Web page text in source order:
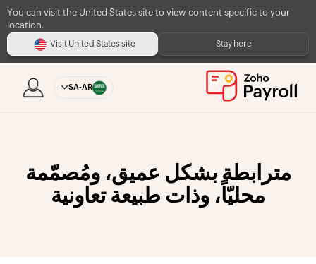
You can visit the United States site to view content specific to your
location.
Visit United States site Stay here
SA-AR
مترابطة بشكل عميق، ومُصمّمة
محليّاً، وذات طبيعة تعاونية